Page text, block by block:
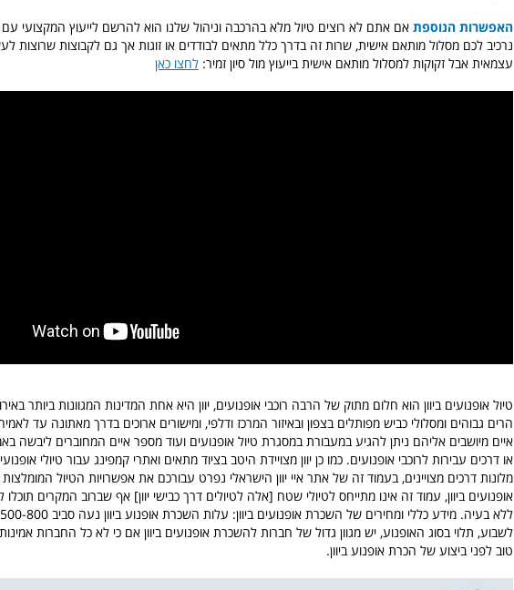
האפשרות הנוספת אם אתם לא רוצים טיול מלא בהרכבה וניהול שלנו הוא להרשם לייעוץ המקצועי עם
נרכיב לכם מסלול מותאם אישית, שרות זה בדרך כלל מתאים לבודדים או זוגות אך גם לקבוצות שרוצות
עצמאית אבל זקוקות למסלול מותאם אישית בייעוץ מול סיון זמיר: לחצו כאן
טיול אופנועים ביוון הוא חלום מתוק של הרבה רוכבי אופנועים, יוון היא אחת המדינות המגוונות ביותר
הרים גבוהים ומסלולי כביש מפותלים בצפון ובאיזור המרכז ודלפי, ומישורים ארוכים בדרך מאתונה עד
איים מיושבים אליהם ניתן להגיע במעבורת במסגרת טיול אופנועים ועוד מספר איים המחוברים ליבשה
או דרכים עבירות לרוכבי אופנועים. כמו כן יוון מצויידת היטב בציוד מתאים ואתרי קמפינג עבור טיולי
מלונות דרכים מצויינים, בעמוד זה של אתר איי יוון הישראלי נפרט עבורכם את אפשרויות הטיול המומלצות
אופנועים ביוון, עמוד זה אינו מתייחס לטיולי שטח [אלה לטיולים דרך כבישי יוון] אף שברוב המקרים
ללא בעיה. מידע כללי ומחירים של השכרת אופנועים ביוון:
לשבוע, תלוי בסוג האופנוע, יש מגוון גדול של חברות להשכרת אופנועים ביוון אם כי לא כל החברות
טוב לפני ביצוע של הכרת אופנוע ביוון.